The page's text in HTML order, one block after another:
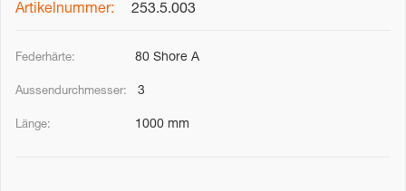
253.5.003
80 Shore A
3
1000 mm